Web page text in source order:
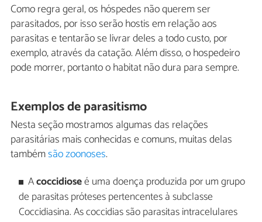
Como regra geral, os hóspedes não querem ser
parasitados, por isso serão hostis em relação aos
parasitas e tentarão se livrar deles a todo custo, por
exemplo, através da catação. Além disso, o hospedeiro
pode morrer, portanto o habitat não dura para sempre.
Exemplos de parasitismo
Nesta seção mostramos algumas das relações
parasitárias mais conhecidas e comuns, muitas delas
tambémsão zoonoses.
Acoccidioseé uma doença produzida por um grupo
de parasitas próteses pertencentes à subclasse
Coccidiasina. As coccidias são parasitas intracelulares